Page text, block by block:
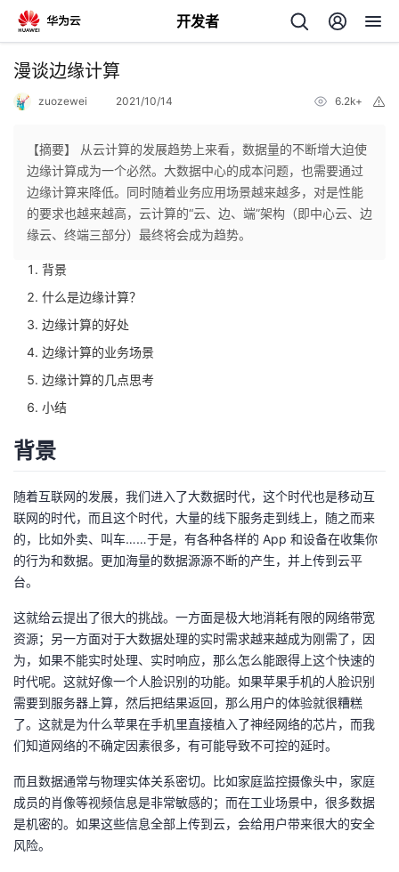
开发者
返
个
主
页
的
开
发
的
博
我
的
坛
我
圈
子
的
直
播
我
的
活
动
我
的
关
注
我
的
开
我
的
我
漫谈边缘计算
zuozewei 2021/10/14 6.2k+
【摘要】 从云计算的发展趋势上来看，数据量的不断增大迫使
边缘计算成为一个必然。大数据中心的成本问题，也需要通过
边缘计算来降低。同时随着业务应用场景越来越多，对是性能
的要求也越来越高，云计算的“云、边、端”架构（即中心云、边
缘云、终端三部分）最终将会成为趋势。
背景
什么是边缘计算？
边缘计算的好处
边缘计算的业务场景
边缘计算的几点思考
小结
背景
随着互联网的发展，我们进入了大数据时代，这个时代也是移动互
联网的时代，而且这个时代，大量的线下服务走到线上，随之而来
的，比如外卖、叫车……于是，有各种各样的 App 和设备在收集你
的行为和数据。更加海量的数据源源不断的产生，并上传到云平
台。
这就给云提出了很大的挑战。一方面是极大地消耗有限的网络带宽
资源；另一方面对于大数据处理的实时需求越来越成为刚需了，因
为，如果不能实时处理、实时响应，那么怎么能跟得上这个快速的
时代呢。这就好像一个人脸识别的功能。如果苹果手机的人脸识别
需要到服务器上算，然后把结果返回，那么用户的体验就很糟糕
了。这就是为什么苹果在手机里直接植入了神经网络的芯片，而我
们知道网络的不确定因素很多，有可能导致不可控的延时。
而且数据通常与物理实体关系密切。比如家庭监控摄像头中，家庭
成员的肖像等视频信息是非常敏感的；而在工业场景中，很多数据
是机密的。如果这些信息全部上传到云，会给用户带来很大的安全
风险。